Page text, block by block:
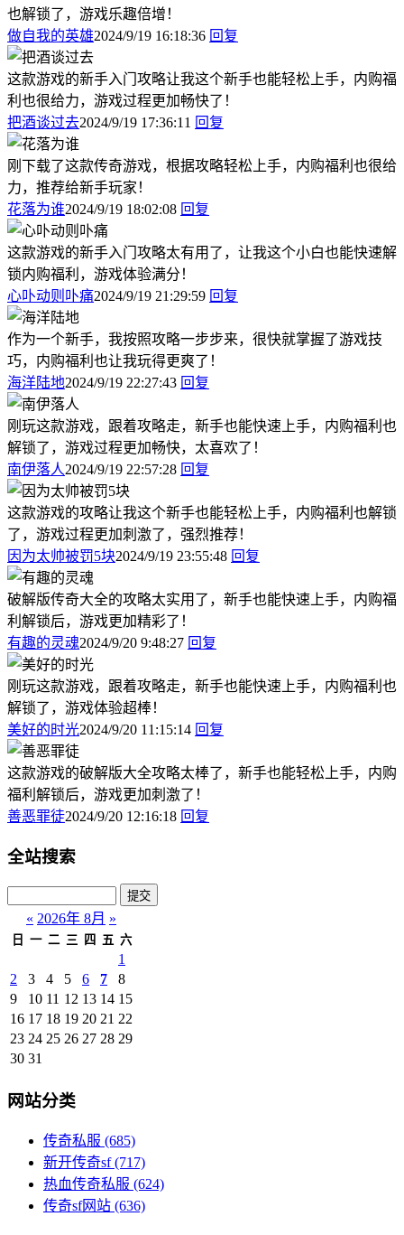
也解锁了，游戏乐趣倍增！
做自我的英雄2024/9/19 16:18:36 回复
这款游戏的新手入门攻略让我这个新手也能轻松上手，内购福
利也很给力，游戏过程更加畅快了！
把酒谈过去2024/9/19 17:36:11 回复
刚下载了这款传奇游戏，根据攻略轻松上手，内购福利也很给
力，推荐给新手玩家！
花落为谁2024/9/19 18:02:08 回复
这款游戏的新手入门攻略太有用了，让我这个小白也能快速解
锁内购福利，游戏体验满分！
心卟动则卟痛2024/9/19 21:29:59 回复
作为一个新手，我按照攻略一步步来，很快就掌握了游戏技
巧，内购福利也让我玩得更爽了！
海洋陆地2024/9/19 22:27:43 回复
刚玩这款游戏，跟着攻略走，新手也能快速上手，内购福利也
解锁了，游戏过程更加畅快，太喜欢了！
南伊落人2024/9/19 22:57:28 回复
这款游戏的攻略让我这个新手也能轻松上手，内购福利也解锁
了，游戏过程更加刺激了，强烈推荐！
因为太帅被罚5块2024/9/19 23:55:48 回复
破解版传奇大全的攻略太实用了，新手也能快速上手，内购福
利解锁后，游戏更加精彩了！
有趣的灵魂2024/9/20 9:48:27 回复
刚玩这款游戏，跟着攻略走，新手也能快速上手，内购福利也
解锁了，游戏体验超棒！
美好的时光2024/9/20 11:15:14 回复
这款游戏的破解版大全攻略太棒了，新手也能轻松上手，内购
福利解锁后，游戏更加刺激了！
善恶罪徒2024/9/20 12:16:18 回复
全站搜索
« 2026年 8月 »
日 一 二 三 四 五 六
1
2
3 4 5 6 7
8
9
10 11 12 13 14 15
16 17 18 19 20 21 22
23 24 25 26 27 28 29
30 31
网站分类
传奇私服 (685)
新开传奇sf(717)
热血传奇私服 (624)
传奇sf网站 (636)